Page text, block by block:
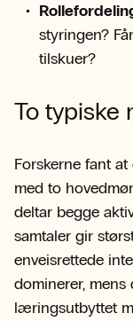
styringen?
tilskuer?
To typiske
Forskerne fant
med to
deltar begge
samtaler gir
enveisrettede
dominerer,
læringsutbyttet